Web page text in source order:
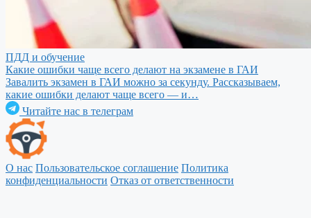
ПДД и обучение
Какие ошибки чаще всего делают на экзамене в ГАИ
Завалить экзамен в ГАИ можно за секунду. Рассказываем,
какие ошибки делают чаще всего — и…
Читайте нас в телеграм
О нас Пользовательское соглашение Политика
конфиденциальности Отказ от ответственности